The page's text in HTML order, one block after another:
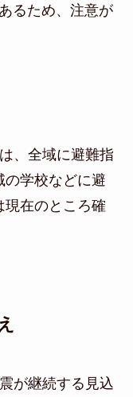
るため、注意が
、全域に避難指
の学校などに避
現在のところ確
が継続する見込